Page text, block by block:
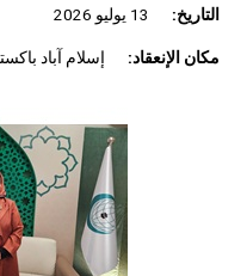
التاريخ:
مكان الإنعقاد:
إسلام آباد باكستان